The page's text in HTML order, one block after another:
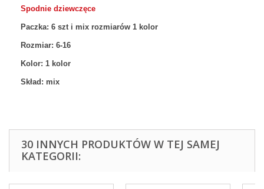
Spodnie dziewczęce
Paczka: 6 szt i mix rozmiarów 1 kolor
Rozmiar: 6-16
Kolor: 1 kolor
Skład: mix
30 INNYCH PRODUKTÓW W TEJ SAMEJ
KATEGORII: